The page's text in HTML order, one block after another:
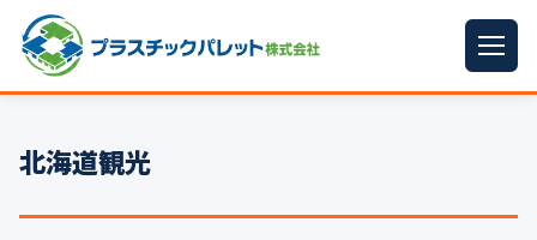
パレットサイズ
プラパレット ▼
北海道観光